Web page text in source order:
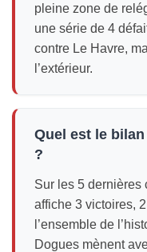
pleine zone de
une série de 4
contre Le Havre,
l’extérieur.
Quel est le
?
Sur les 5 dernières
affiche 3 victoires,
l’ensemble de
Dogues mènent